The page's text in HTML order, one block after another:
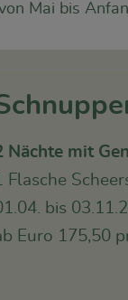
Mai bis
Nächte mit
Flasche
bis
Euro 175,50